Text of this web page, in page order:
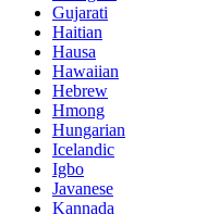
Gujarati
Haitian
Hausa
Hawaiian
Hebrew
Hmong
Hungarian
Icelandic
Igbo
Javanese
Kannada